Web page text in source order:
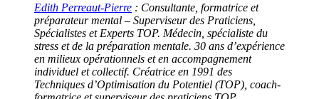
Edith Perreaut-Pierre : Consultante, formatrice et
préparateur mental – Superviseur des Praticiens,
Spécialistes et Experts TOP. Médecin, spécialiste du
stress et de la préparation mentale. 30 ans d’expérience
en milieux opérationnels et en accompagnement
individuel et collectif. Créatrice en 1991 des
Techniques d’Optimisation du Potentiel (TOP), coach-